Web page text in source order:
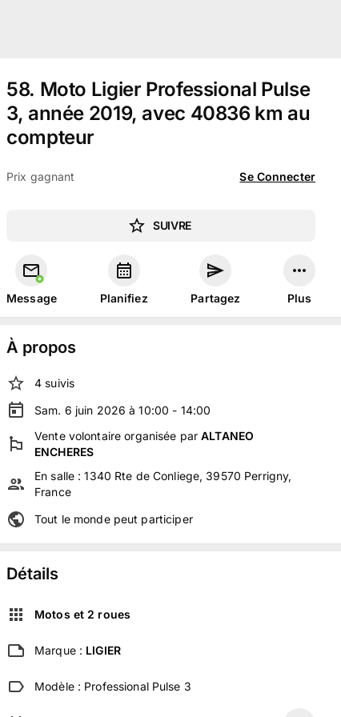
58. Moto Ligier Professional Pulse
3, année 2019, avec 40836 km au
compteur
Prix gagnant Se Connecter
SUIVRE
Message Planifiez Partagez Plus
À propos
4 suivis
Sam. 6 juin 2026 à 10:00 - 14:00
Vente volontaire organisée parALTANEO
ENCHERES
En salle :1340 Rte de Conliege, 39570 Perrigny,
France
Tout le monde peut participer
Détails
Motos et 2 roues
Marque : LIGIER
Modèle : Professional Pulse 3